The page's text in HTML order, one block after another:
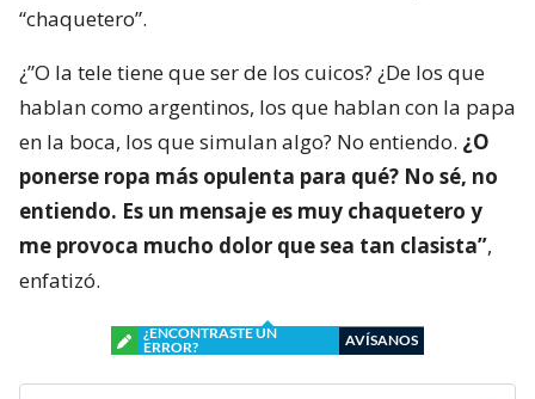
“chaquetero”.
¿”O la tele tiene que ser de los cuicos? ¿De los que
hablan como argentinos, los que hablan con la papa
en la boca, los que simulan algo? No entiendo. ¿O
ponerse ropa más opulenta para qué? No sé, no
entiendo. Es un mensaje es muy chaquetero y
me provoca mucho dolor que sea tan clasista”,
enfatizó.
¿ENCONTRASTE UN
ERROR?
AVÍSANOS